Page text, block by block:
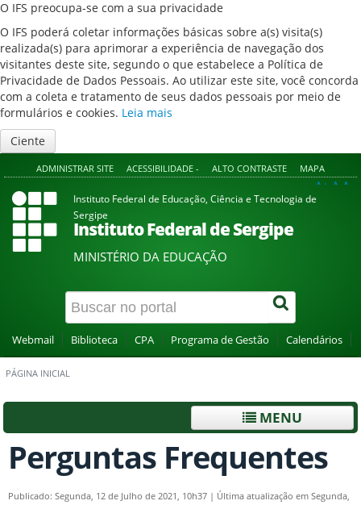
O IFS preocupa-se com a sua privacidade
O IFS poderá coletar informações básicas sobre a(s) visita(s)
realizada(s) para aprimorar a experiência de navegação dos
visitantes deste site, segundo o que estabelece a Política de
Privacidade de Dados Pessoais. Ao utilizar este site, você concorda
com a coleta e tratamento de seus dados pessoais por meio de
formulários e cookies. Leia mais
Ciente
ADMINISTRAR SITE ACESSIBILIDADE - ALTO CONTRASTE MAPA
A+ A A-
Instituto Federal de Educação, Ciência e Tecnologia de
Sergipe
Instituto Federal de Sergipe
MINISTÉRIO DA EDUCAÇÃO
Webmail Biblioteca CPA Programa de Gestão Calendários
PÁGINA INICIAL
MENU
Perguntas Frequentes
Publicado: Segunda, 12 de Julho de 2021, 10h37 | Última atualização em Segunda,